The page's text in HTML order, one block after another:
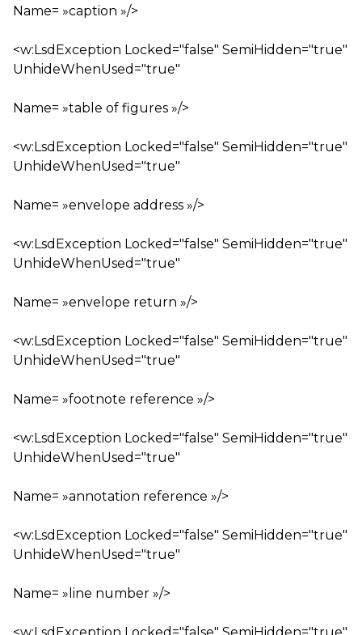
Name= »caption »/>
<w:LsdException Locked="false" SemiHidden="true"
UnhideWhenUsed="true"
Name= »table of figures »/>
<w:LsdException Locked="false" SemiHidden="true"
UnhideWhenUsed="true"
Name= »envelope address »/>
<w:LsdException Locked="false" SemiHidden="true"
UnhideWhenUsed="true"
Name= »envelope return »/>
<w:LsdException Locked="false" SemiHidden="true"
UnhideWhenUsed="true"
Name= »footnote reference »/>
<w:LsdException Locked="false" SemiHidden="true"
UnhideWhenUsed="true"
Name= »annotation reference »/>
<w:LsdException Locked="false" SemiHidden="true"
UnhideWhenUsed="true"
Name= »line number »/>